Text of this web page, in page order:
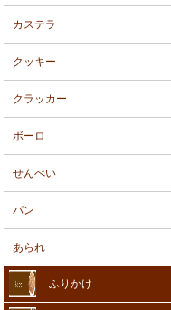
カステラ
クッキー
クラッカー
ボーロ
せんべい
パン
あられ
ふりかけ